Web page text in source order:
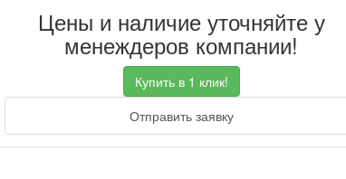
Цены и наличие уточняйте у
менеждеров компании!
Купить в 1 клик!
Отправить заявку